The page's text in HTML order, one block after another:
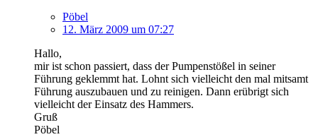
Pöbel
12. März 2009 um 07:27
Hallo,
mir ist schon passiert, dass der Pumpenstößel in seiner
Führung geklemmt hat. Lohnt sich vielleicht den mal mitsamt
Führung auszubauen und zu reinigen. Dann erübrigt sich
vielleicht der Einsatz des Hammers.
Gruß
Pöbel